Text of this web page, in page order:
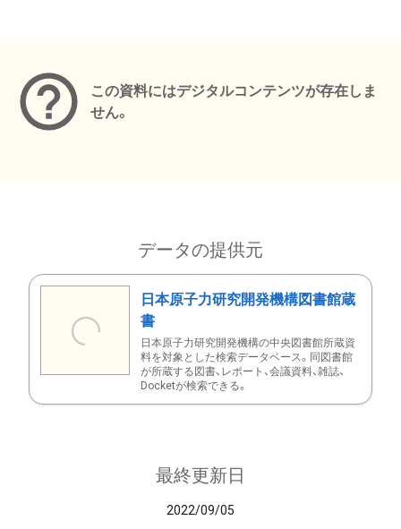
この資料にはデジタルコンテンツが存在しま
せん。
データの提供元
日本原子力研究開発機構図書館蔵
書
日本原子力研究開発機構の中央図書館所蔵資
料を対象とした検索データベース。同図書館
が所蔵する図書、レポート、会議資料、雑誌、
Docketが検索できる。
最終更新日
2022/09/05